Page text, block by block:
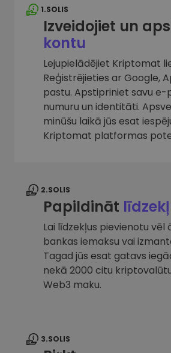
1.SOLIS
Izveidojiet un
kontu
Lejupielādējiet Kriptomat
Reģistrējieties ar Google,
pastu. Apstipriniet savu e-
numuru un identitāti.
minūšu laikā jūs esat
Kriptomat platformas
2.SOLIS
Papildināt
Lai līdzekļus pievienotu
bankas iemaksu vai
Tagad jūs esat gatavs
nekā 2000 citu
Web3 maku.
3.SOLIS